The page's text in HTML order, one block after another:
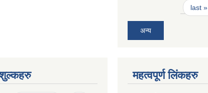
last »
अन्य
महत्वपूर्ण लिंकहरु